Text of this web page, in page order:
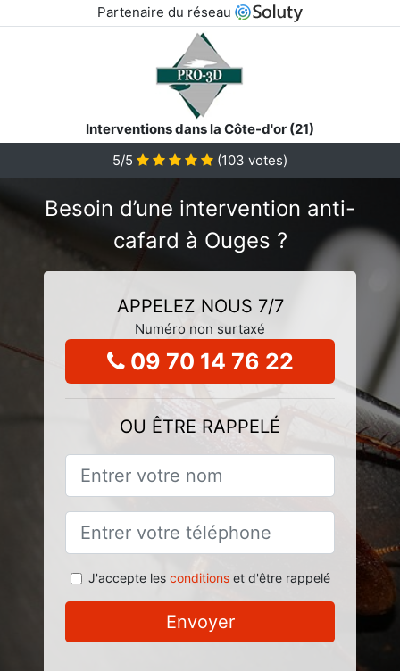
Partenaire du réseau
Interventions dans la Côte-d'or (21)
5/5
(103 votes)
Besoin d’une intervention anti-
cafard à Ouges ?
APPELEZ NOUS 7/7
Numéro non surtaxé
09 70 14 76 22
OU ÊTRE RAPPELÉ
J'accepte les conditionset d'être rappelé
Envoyer